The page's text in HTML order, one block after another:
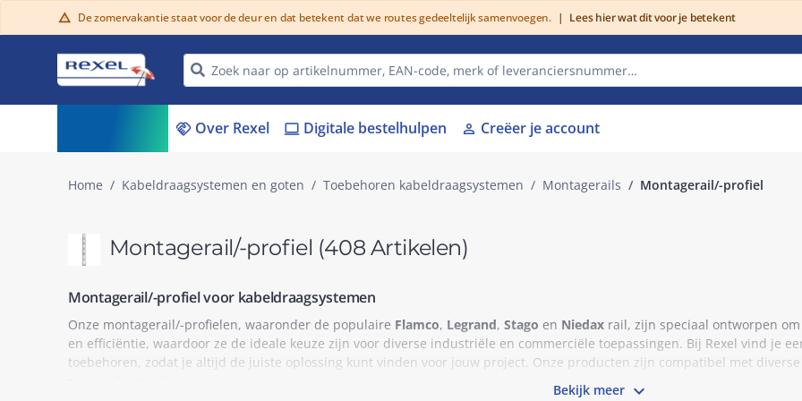
warning De zomervakantie staat voor de deur en dat betekent dat we routes gedeeltelijk samenvoegen. | Lees hier wat dit voor je betekent
handshake Over Rexel laptop Digitale bestelhulpen person Creëer je account
Home Kabeldraagsystemen en goten Toebehoren kabeldraagsystemen Montagerails Montagerail/-profiel
Montagerail/-profiel (408 Artikelen)
Montagerail/-profiel voor kabeldraagsystemen
Onze montagerail/-profielen, waaronder de populaire Flamco, Legrand, Stago en Niedax rail, zijn speciaal ontworpen
en efficiëntie, waardoor ze de ideale keuze zijn voor diverse industriële en commerciële toepassingen. Bij Rexel vind je
toebehoren, zodat je altijd de juiste oplossing kunt vinden voor jouw project. Onze producten zijn compatibel met
eenvoudig maakt.
Bekijk meer 